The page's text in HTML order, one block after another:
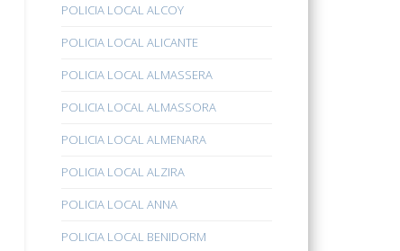
POLICIA LOCAL ALCOY
POLICIA LOCAL ALICANTE
POLICIA LOCAL ALMASSERA
POLICIA LOCAL ALMASSORA
POLICIA LOCAL ALMENARA
POLICIA LOCAL ALZIRA
POLICIA LOCAL ANNA
POLICIA LOCAL BENIDORM